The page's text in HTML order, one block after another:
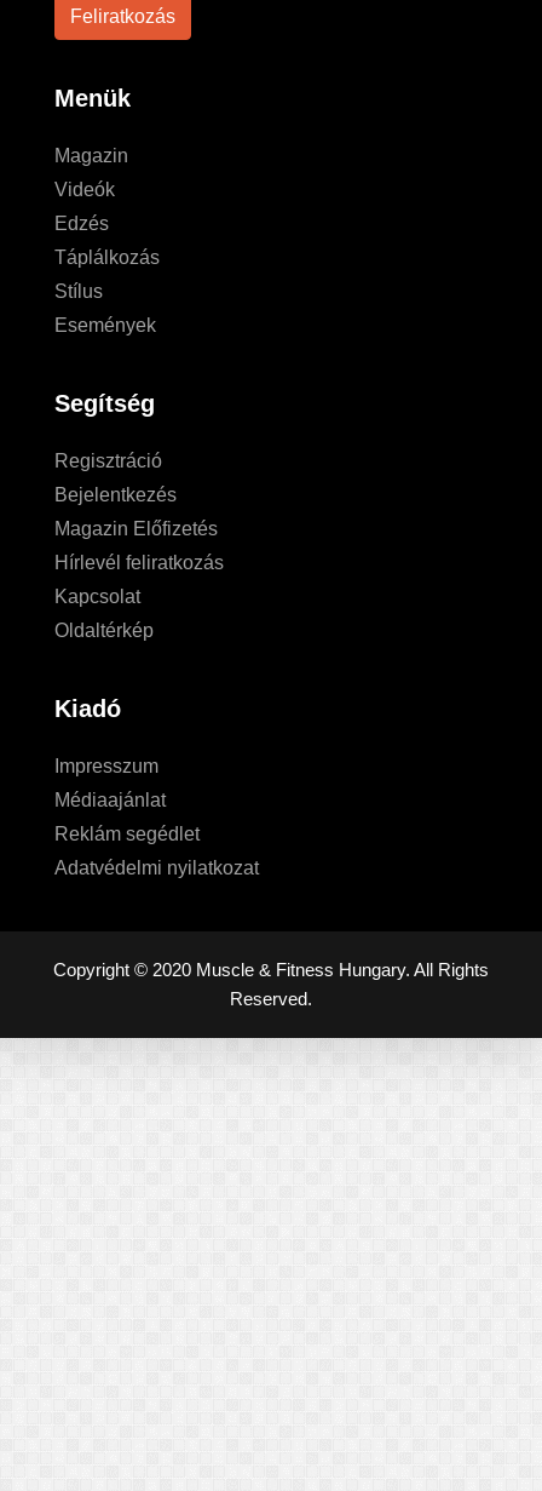
Menük
Magazin
Videók
Edzés
Táplálkozás
Stílus
Események
Segítség
Regisztráció
Bejelentkezés
Magazin Előfizetés
Hírlevél feliratkozás
Kapcsolat
Oldaltérkép
Kiadó
Impresszum
Médiaajánlat
Reklám segédlet
Adatvédelmi nyilatkozat
Copyright © 2020 Muscle & Fitness Hungary. All Rights
Reserved.